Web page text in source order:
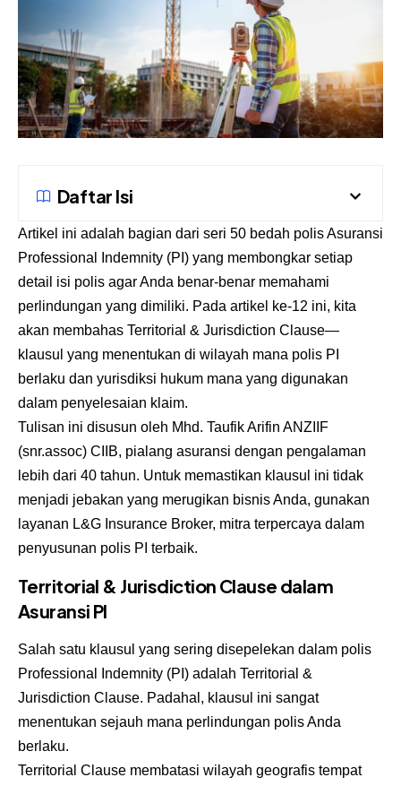
Daftar Isi
Artikel ini adalah bagian dari seri 50 bedah polisAsuransi
Professional Indemnity (PI) yang membongkar setiap
detail isi polis agar Anda benar-benar memahami
perlindungan yang dimiliki. Pada artikel ke-12 ini, kita
akan membahas Territorial & Jurisdiction Clause—
klausul yang menentukan di wilayah mana polis PI
berlaku dan yurisdiksi hukum mana yang digunakan
dalam penyelesaian klaim.
Tulisan ini disusun oleh Mhd. Taufik Arifin ANZIIF
(snr.assoc) CIIB, pialang asuransi dengan pengalaman
lebih dari 40 tahun. Untuk memastikan klausul ini tidak
menjadi jebakan yang merugikan bisnis Anda, gunakan
layanan L&G Insurance Broker, mitra terpercaya dalam
penyusunan polis PI terbaik.
Territorial & Jurisdiction Clause dalam
Asuransi PI
Salah satu klausul yang sering disepelekan dalam polis
Professional Indemnity (PI) adalah Territorial &
Jurisdiction Clause. Padahal, klausul ini sangat
menentukan sejauh mana perlindungan polis Anda
berlaku.
Territorial Clause membatasi wilayah geografis tempat